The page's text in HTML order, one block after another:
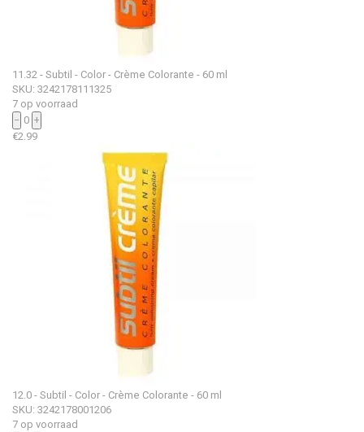
11.32 - Subtil - Color - Crème Colorante - 60 ml
SKU: 3242178111325
7 op voorraad
− 0 +
€2.99
12.0 - Subtil - Color - Crème Colorante - 60 ml
SKU: 3242178001206
7 op voorraad